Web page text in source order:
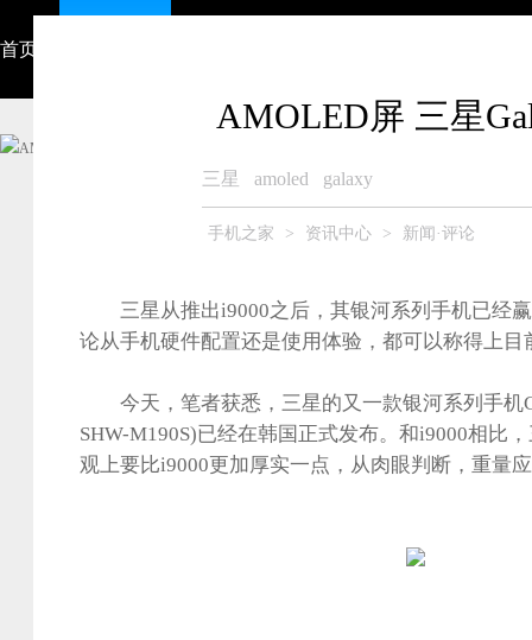
首页
AMOLED屏 三星
三星 amoled galaxy
手机之家 > 资讯中心 > 新闻·评论
三星从推出i9000之后，其银河系列手机已经赢
论从手机硬件配置还是使用体验，都可以称得上目
今天，笔者获悉，三星的又一款银河系列手机
SHW-M190S)已经在韩国正式发布。和i9000相比
观上要比i9000更加厚实一点，从肉眼判断，重量